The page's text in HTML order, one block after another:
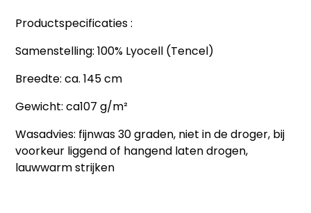
Productspecificaties :
Samenstelling: 100% Lyocell (Tencel)
Breedte: ca. 145 cm
Gewicht: ca107 g/m²
Wasadvies: fijnwas 30 graden, niet in de droger, bij
voorkeur liggend of hangend laten drogen,
lauwwarm strijken